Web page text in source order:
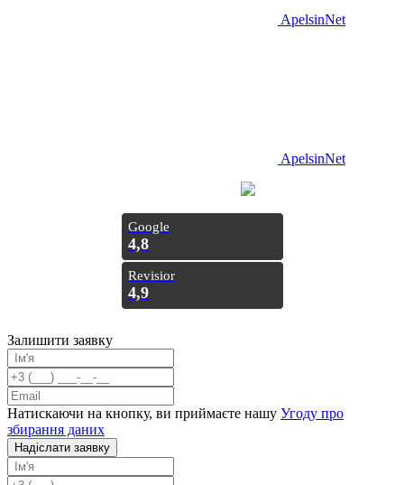
ApelsinNet
ApelsinNet
Google
4,8
Revisior
4,9
Залишити заявку
Натискаючи на кнопку, ви приймаєте нашу Угоду про
збирання даних
Надiслати заявку